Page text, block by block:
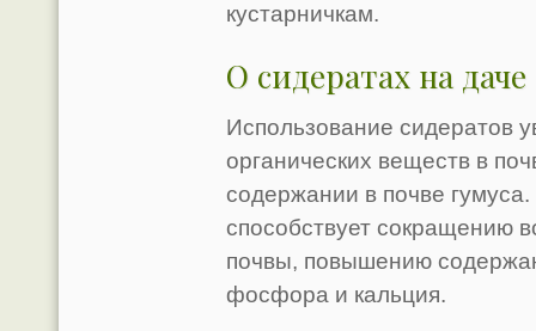
кустарничкам.
О сидератах на даче
Использование сидератов
органических веществ в
содержании в почве
способствует сокращению
почвы, повышению
фосфора и кальция.